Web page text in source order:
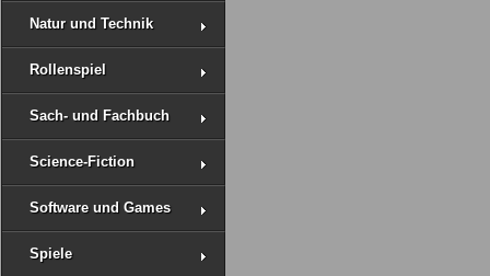
Natur und Technik
Rollenspiel
Sach- und Fachbuch
Science-Fiction
Software und Games
Spiele